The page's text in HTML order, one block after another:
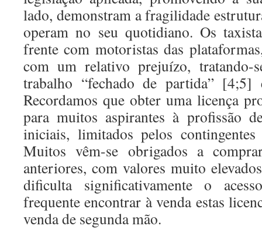
lado, demonstram a fragilidade
operam no seu quotidiano. Os
frente com motoristas das
com um relativo prejuízo, tratando-
trabalho “fechado de partida” [4;5]
Recordamos que obter uma licença
para muitos aspirantes à profissão
iniciais, limitados pelos
Muitos vêm-se obrigados a
anteriores, com valores muito
dificulta significativamente o
frequente encontrar à venda estas
venda de segunda mão.